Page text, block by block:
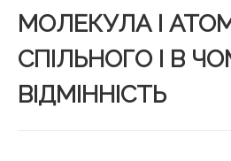
МОЛЕКУЛА І
СПІЛЬНОГО І В
ВІДМІННІСТЬ